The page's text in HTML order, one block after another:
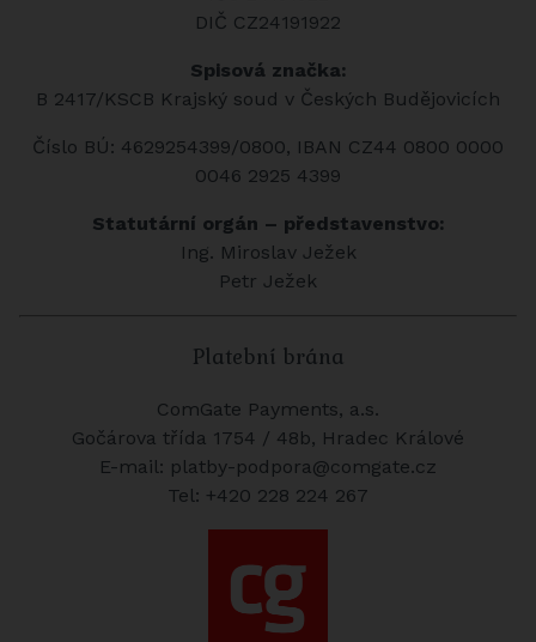
DIČ CZ24191922
Spisová značka:
B 2417/KSCB Krajský soud v Českých Budějovicích
Číslo BÚ: 4629254399/0800, IBAN CZ44 0800 0000
0046 2925 4399
Statutární orgán – představenstvo:
Ing. Miroslav Ježek
Petr Ježek
Platební brána
ComGate Payments, a.s.
Gočárova třída 1754 / 48b, Hradec Králové
E-mail: platby-podpora@comgate.cz
Tel: +420 228 224 267